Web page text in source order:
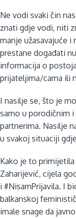
Ne vodi svaki čin
znati gdje vodi, niti
manje užasavajuće i
prestane događati
informacija o
prijateljima/cama ili
I nasilje se, što je
samo u porodičnim
partnerima. Nasilje
u svakoj situaciji
Kako je to
Zaharijević, cijela
i #NisamPrijavila. I
balkanskoj
imale snage da